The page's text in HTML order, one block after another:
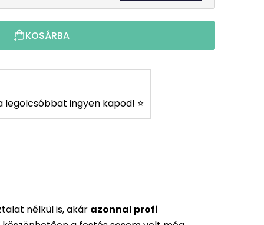
KOSÁRBA
legolcsóbbat ingyen kapod! ⭐
nélkül is, akár azonnal profi